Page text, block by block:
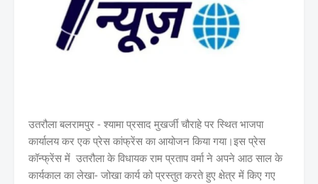
उतरौला बलरामपुर - श्यामा प्रसाद मुखर्जी चौराहे पर स्थित भाजपा
कार्यालय कर एक प्रेस कांफ्रेंस का आयोजन किया गया।इस प्रेस
कॉन्फ्रेंस में उतरौला के विधायक राम प्रताप वर्मा ने अपने आठ साल के
कार्यकाल का लेखा- जोखा कार्य को प्रस्तुत करते हुए क्षेत्र में किए गए